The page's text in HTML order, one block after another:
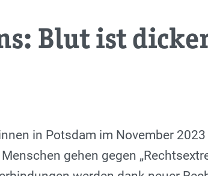
Blut ist
in Potsdam im November 2023
gehen gegen